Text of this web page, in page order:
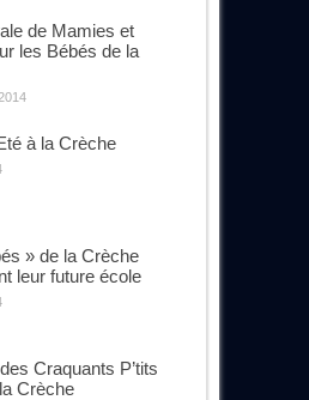
de Mamies et
les Bébés de la
à la Crèche
» de la Crèche
leur future école
Craquants P’tits
Crèche